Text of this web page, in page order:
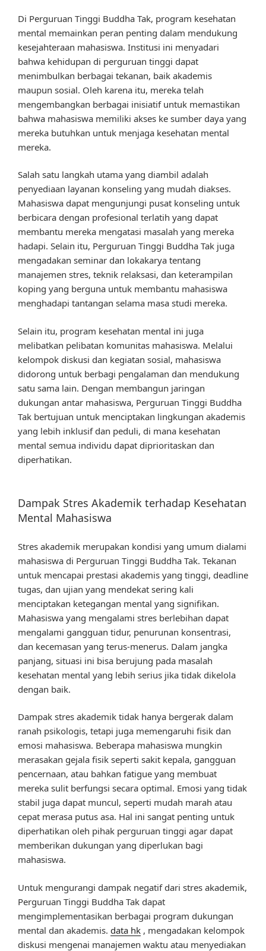
Di Perguruan Tinggi Buddha Tak, program kesehatan
mental memainkan peran penting dalam mendukung
kesejahteraan mahasiswa. Institusi ini menyadari
bahwa kehidupan di perguruan tinggi dapat
menimbulkan berbagai tekanan, baik akademis
maupun sosial. Oleh karena itu, mereka telah
mengembangkan berbagai inisiatif untuk memastikan
bahwa mahasiswa memiliki akses ke sumber daya yang
mereka butuhkan untuk menjaga kesehatan mental
mereka.
Salah satu langkah utama yang diambil adalah
penyediaan layanan konseling yang mudah diakses.
Mahasiswa dapat mengunjungi pusat konseling untuk
berbicara dengan profesional terlatih yang dapat
membantu mereka mengatasi masalah yang mereka
hadapi. Selain itu, Perguruan Tinggi Buddha Tak juga
mengadakan seminar dan lokakarya tentang
manajemen stres, teknik relaksasi, dan keterampilan
koping yang berguna untuk membantu mahasiswa
menghadapi tantangan selama masa studi mereka.
Selain itu, program kesehatan mental ini juga
melibatkan pelibatan komunitas mahasiswa. Melalui
kelompok diskusi dan kegiatan sosial, mahasiswa
didorong untuk berbagi pengalaman dan mendukung
satu sama lain. Dengan membangun jaringan
dukungan antar mahasiswa, Perguruan Tinggi Buddha
Tak bertujuan untuk menciptakan lingkungan akademis
yang lebih inklusif dan peduli, di mana kesehatan
mental semua individu dapat diprioritaskan dan
diperhatikan.
Dampak Stres Akademik terhadap Kesehatan
Mental Mahasiswa
Stres akademik merupakan kondisi yang umum dialami
mahasiswa di Perguruan Tinggi Buddha Tak. Tekanan
untuk mencapai prestasi akademis yang tinggi, deadline
tugas, dan ujian yang mendekat sering kali
menciptakan ketegangan mental yang signifikan.
Mahasiswa yang mengalami stres berlebihan dapat
mengalami gangguan tidur, penurunan konsentrasi,
dan kecemasan yang terus-menerus. Dalam jangka
panjang, situasi ini bisa berujung pada masalah
kesehatan mental yang lebih serius jika tidak dikelola
dengan baik.
Dampak stres akademik tidak hanya bergerak dalam
ranah psikologis, tetapi juga memengaruhi fisik dan
emosi mahasiswa. Beberapa mahasiswa mungkin
merasakan gejala fisik seperti sakit kepala, gangguan
pencernaan, atau bahkan fatigue yang membuat
mereka sulit berfungsi secara optimal. Emosi yang tidak
stabil juga dapat muncul, seperti mudah marah atau
cepat merasa putus asa. Hal ini sangat penting untuk
diperhatikan oleh pihak perguruan tinggi agar dapat
memberikan dukungan yang diperlukan bagi
mahasiswa.
Untuk mengurangi dampak negatif dari stres akademik,
Perguruan Tinggi Buddha Tak dapat
mengimplementasikan berbagai program dukungan
mental dan akademis. data hk , mengadakan kelompok
diskusi mengenai manajemen waktu atau menyediakan